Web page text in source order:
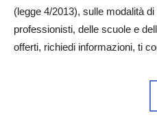
(legge 4/2013), sulle modalità
professionisti, delle scuole e
offerti, richiedi informazioni, ti